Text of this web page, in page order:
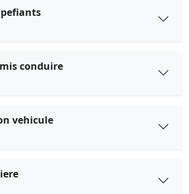
conduire
vehicule